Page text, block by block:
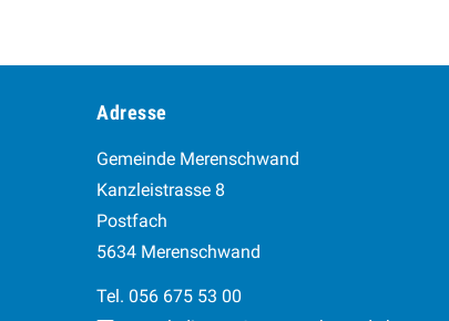
FooterAdresse
Gemeinde Merenschwand
Kanzleistrasse 8
Postfach
5634 Merenschwand
Tel. 056 675 53 00